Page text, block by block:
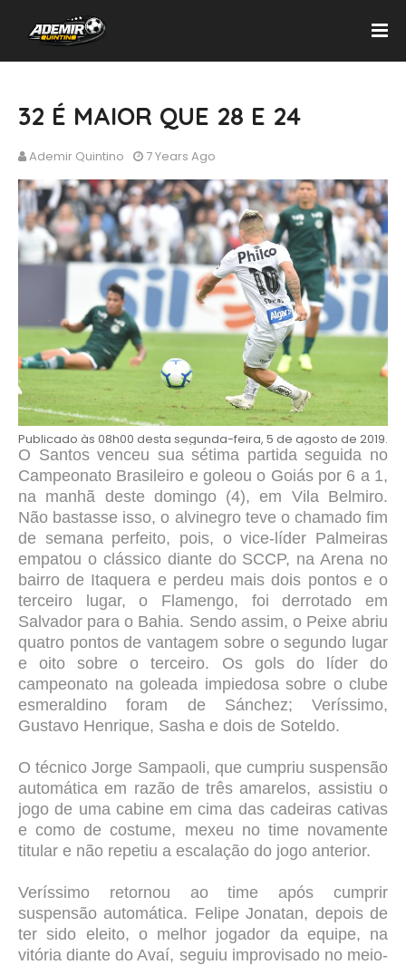
32 É MAIOR QUE 28 E 24
Ademir Quintino 7 Years Ago
Publicado às 08h00 desta segunda-feira, 5 de agosto de 2019.
O Santos venceu sua sétima partida seguida no
Campeonato Brasileiro e goleou o Goiás por 6 a 1,
na manhã deste domingo (4), em Vila Belmiro.
Não bastasse isso, o alvinegro teve o chamado fim
de semana perfeito, pois, o vice-líder Palmeiras
empatou o clássico diante do SCCP, na Arena no
bairro de Itaquera e perdeu mais dois pontos e o
terceiro lugar, o Flamengo, foi derrotado em
Salvador para o Bahia. Sendo assim, o Peixe abriu
quatro pontos de vantagem sobre o segundo lugar
e oito sobre o terceiro. Os gols do líder do
campeonato na goleada impiedosa sobre o clube
esmeraldino foram de Sánchez; Veríssimo,
Gustavo Henrique, Sasha e dois de Soteldo.
O técnico Jorge Sampaoli, que cumpriu suspensão
automática em razão de três amarelos, assistiu o
jogo de uma cabine em cima das cadeiras cativas
e como de costume, mexeu no time novamente
titular e não repetiu a escalação do jogo anterior.
Veríssimo retornou ao time após cumprir
suspensão automática. Felipe Jonatan, depois de
ter sido eleito, o melhor jogador da equipe, na
vitória diante do Avaí, seguiu improvisado no meio-